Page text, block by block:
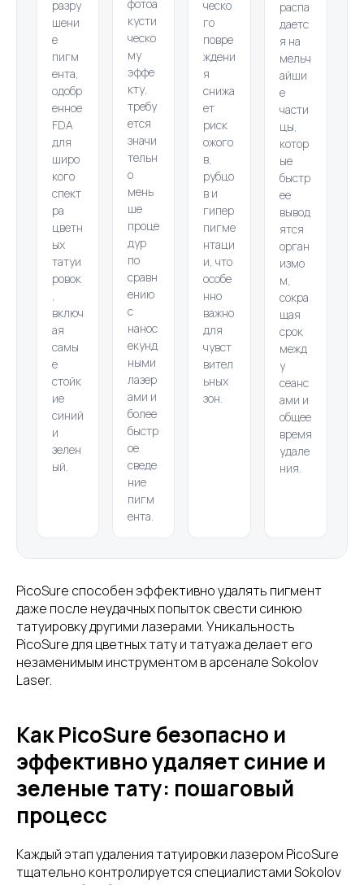
разру
шени
е
пигм
ента,
одобр
енное
FDA
для
широ
кого
спект
ра
цветн
ых
татуи
ровок
,
включ
ая
самы
е
стойк
ие
синий
и
зелен
ый.
фотоа
кусти
ческо
му
эффе
кту,
требу
ется
значи
тельн
о
мень
ше
проце
дур
по
сравн
ению
с
нанос
екунд
ными
лазер
ами и
более
быстр
ое
сведе
ние
пигм
ента.
ческо
го
повре
ждени
я
снижа
ет
риск
ожого
в,
рубцо
в и
гипер
пигме
нтаци
и, что
особе
нно
важно
для
чувст
вител
ьных
зон.
распа
даетс
я на
мельч
айши
е
части
цы,
котор
ые
быстр
ее
вывод
ятся
орган
измо
м,
сокра
щая
срок
межд
у
сеанс
ами и
общее
время
удале
ния.
PicoSure способен эффективно удалять пигмент
даже после неудачных попыток свести синюю
татуировку другими лазерами. Уникальность
PicoSure для цветных тату и татуажа делает его
незаменимым инструментом в арсенале Sokolov
Laser.
Как PicoSure безопасно и
эффективно удаляет синие и
зеленые тату: пошаговый
процесс
Каждый этап удаления татуировки лазером PicoSure
тщательно контролируется специалистами Sokolov